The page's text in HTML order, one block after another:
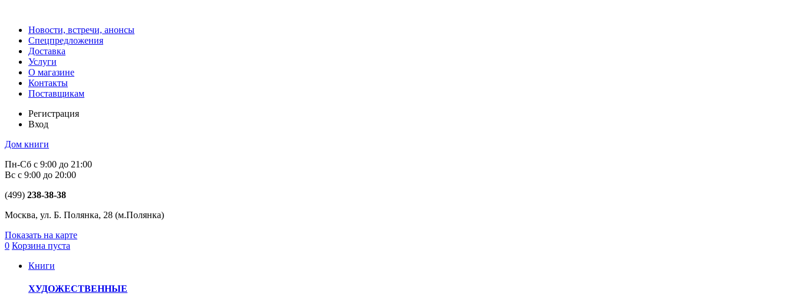
Новости, встречи, анонсы
Спецпредложения
Доставка
Услуги
О магазине
Контакты
Поставщикам
Регистрация
Вход
Дом книги
Пн-Сб с 9:00 до 21:00
Вс с 9:00 до 20:00
(499) 238-38-38
Москва, ул. Б. Полянка, 28 (м.Полянка)
Показать на карте
0 Корзина пуста
Книги
ХУДОЖЕСТВЕННЫЕ